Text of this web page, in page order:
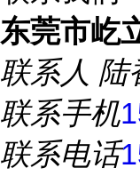
东莞市屹
联系人 陆
联系手机
联系电话